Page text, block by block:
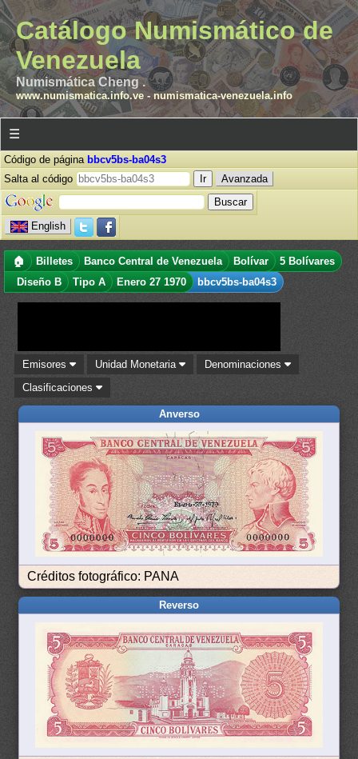
Catálogo Numismático de
Venezuela
Numismática Cheng .
www.numismatica.info.ve- numismatica-venezuela.info
☰
Código de página bbcv5bs-ba04s3
Salta al código
Avanzada
English
🏠 Billetes Banco Central de Venezuela Bolívar
5 Bolívares
Diseño B
Tipo A Enero 27 1970 bbcv5bs-ba04s3
Emisores Unidad Monetaria
Denominaciones
Clasificaciones
Anverso
Créditos fotográfico: PANA
Reverso